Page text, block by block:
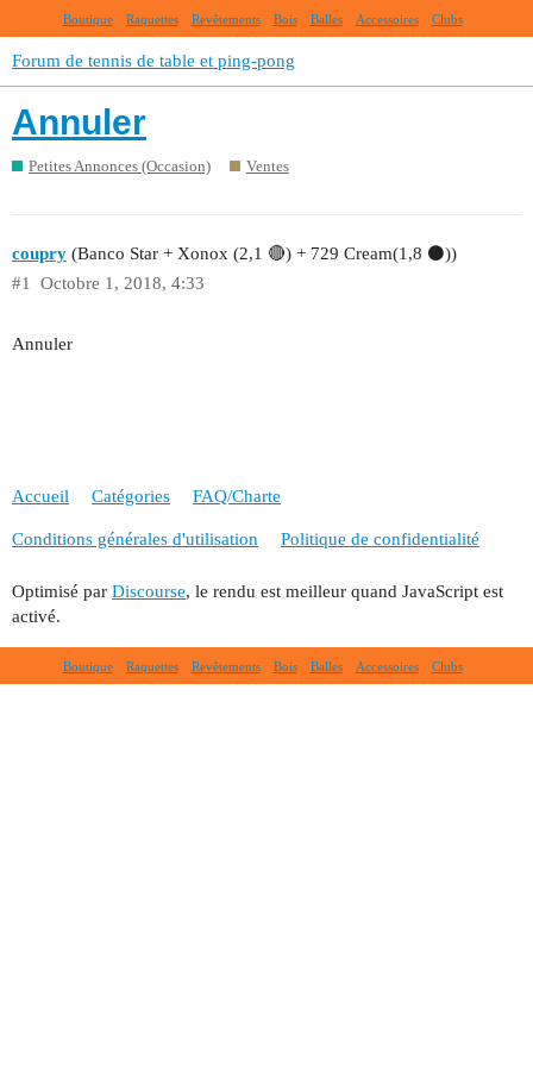
Boutique Raquettes Revêtements Bois Balles Accessoires Clubs
Forum de tennis de table et ping-pong
Annuler
Petites Annonces (Occasion) Ventes
coupry (Banco Star + Xonox (2,1 🔴) + 729 Cream(1,8 ⚫))
Octobre 1, 2018, 4:33
#1
Annuler
Accueil Catégories FAQ/Charte
Conditions générales d'utilisation Politique de confidentialité
Optimisé par Discourse, le rendu est meilleur quand JavaScript est
activé.
Boutique Raquettes Revêtements Bois Balles Accessoires Clubs